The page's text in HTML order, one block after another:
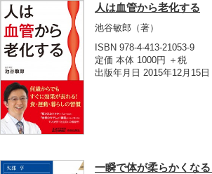
人は血管から老化する
池谷敏郎 （著）
ISBN 978-4-413-21053-9
定価 本体 1000円 ＋税
出版年月日 2015年12月15日
一瞬で体が柔らかくな